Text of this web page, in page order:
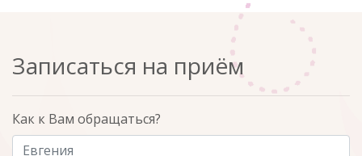
Записаться на приём
Как к Вам обращаться?